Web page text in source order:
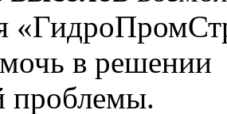
в решении
проблемы.